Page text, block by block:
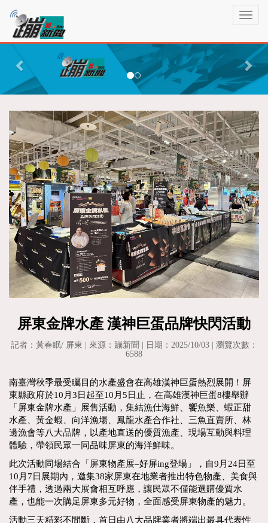
T
g
l
e
v
i
g
a
t
i
o
n
蹦
新
聞P
r
v
i
o
u
s
N
e
x
t
屏東金牌水產 漢神巨蛋品牌快閃活動
記者：黃春眠/ 屏東 | 來源：蹦新聞 | 日期：2025/10/03 | 瀏覽次數：
6588
南臺灣秋季最受矚目的水產盛會在高雄漢神巨蛋熱烈展開！屏
東縣政府於10月3日起至10月5日止，在高雄漢神巨蛋8樓舉辦
「屏東金牌水產」展售活動，集結漁仕海鮮、饗魚樂、蝦正甜
水產、黃金蝦、向洋漁場、鳳龍水產合作社、三魚直賣所、林
邊漁會等八大品牌，以產地直送的優質漁產、現場互動與料理
體驗，帶領民眾一同品味屏東的海洋鮮味。
此次活動同場結合「屏東物產展–好屏ing登場」，自9月24日至
10月7日展期內，邀集38家屏東在地業者推出特色物產、美食與
伴手禮，透過兩大展會相互呼應，讓民眾不僅能選購優質水
產，也能一次購足屏東多元好物，全面感受屏東物產的魅力。
活動三天精彩不間斷，首日由八大品牌業者將端出最具代表性